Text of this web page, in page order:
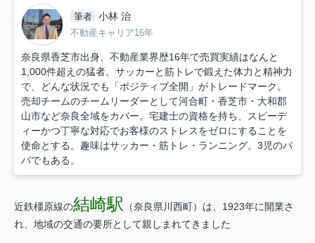
筆者 小林 治
不動産キャリア16年
奈良県香芝市出身、不動産業界歴16年で売買実績はなんと
1,000件超えの猛者。サッカーと筋トレで鍛えた体力と精神力
で、どんな状況でも「ポジティブ全開」がトレードマーク。
売却チームのチームリーダーとして河合町・香芝市・大和郡
山市など奈良全域をカバー。宅建士の資格を持ち、スピーデ
ィーかつ丁寧な対応でお客様のストレスをゼロにすることを
使命とする。趣味はサッカー・筋トレ・ランニング。3児のパ
パでもある。
近鉄橿原線の結崎駅
（奈良県川西町）は、1923年に開業さ
れ、地域の交通の要所として親しまれてきました